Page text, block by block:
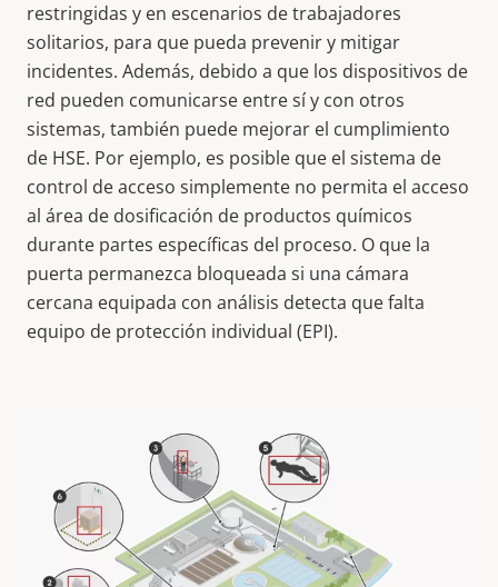
restringidas y en escenarios de trabajadores
solitarios, para que pueda prevenir y mitigar
incidentes. Además, debido a que los dispositivos de
red pueden comunicarse entre sí y con otros
sistemas, también puede mejorar el cumplimiento
de HSE. Por ejemplo, es posible que el sistema de
control de acceso simplemente no permita el acceso
al área de dosificación de productos químicos
durante partes específicas del proceso. O que la
puerta permanezca bloqueada si una cámara
cercana equipada con análisis detecta que falta
equipo de protección individual (EPI).